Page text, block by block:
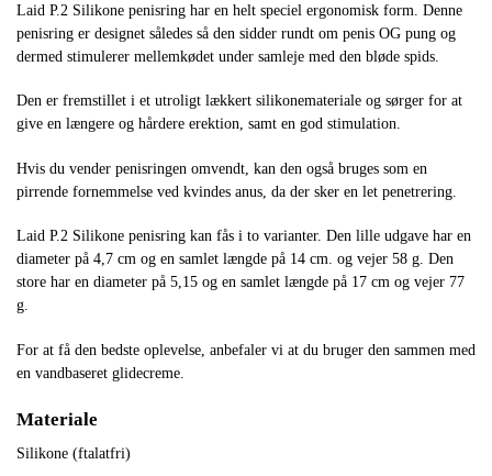
Laid P.2 Silikone penisring har en helt speciel ergonomisk form. Denne
penisring er designet således så den sidder rundt om penis OG pung og
dermed stimulerer mellemkødet under samleje med den bløde spids.
Den er fremstillet i et utroligt lækkert silikonemateriale og sørger for at
give en længere og hårdere erektion, samt en god stimulation.
Hvis du vender penisringen omvendt, kan den også bruges som en
pirrende fornemmelse ved kvindes anus, da der sker en let penetrering.
Laid P.2 Silikone penisring kan fås i to varianter. Den lille udgave har en
diameter på 4,7 cm og en samlet længde på 14 cm. og vejer 58 g. Den
store har en diameter på 5,15 og en samlet længde på 17 cm og vejer 77
g.
For at få den bedste oplevelse, anbefaler vi at du bruger den sammen med
en vandbaseret glidecreme.
Materiale
Silikone (ftalatfri)